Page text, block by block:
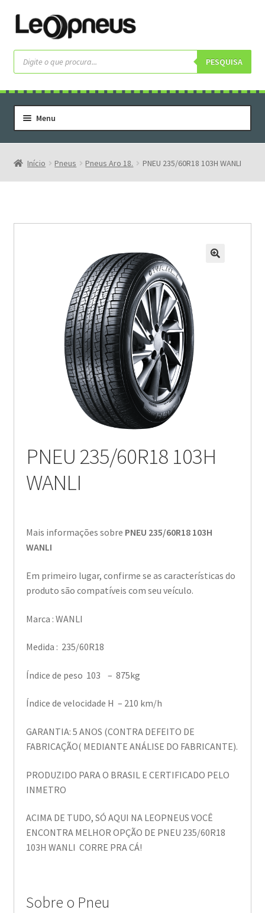
Pular
para
navegação
Pular
para
o
conteúdo
Pesquisar
produtos PESQUISA
Menu
Home
Serviços
Rodas
Pneus
Início Pneus Pneus Aro 18. PNEU 235/60R18 103H WANLI
PNEU 235/60R18 103H
WANLI
Mais informações sobre PNEU 235/60R18 103H
WANLI
Em primeiro lugar, confirme se as características do
produto são compatíveis com seu veículo.
Marca : WANLI
Medida : 235/60R18
Índice de peso 103 – 875kg
Índice de velocidade H – 210 km/h
GARANTIA: 5 ANOS (CONTRA DEFEITO DE
FABRICAÇÃO( MEDIANTE ANÁLISE DO FABRICANTE).
PRODUZIDO PARA O BRASIL E CERTIFICADO PELO
INMETRO
ACIMA DE TUDO, SÓ AQUI NA LEOPNEUS VOCÊ
ENCONTRA MELHOR OPÇÃO DE PNEU 235/60R18
103H WANLI CORRE PRA CÁ!
Sobre o Pneu